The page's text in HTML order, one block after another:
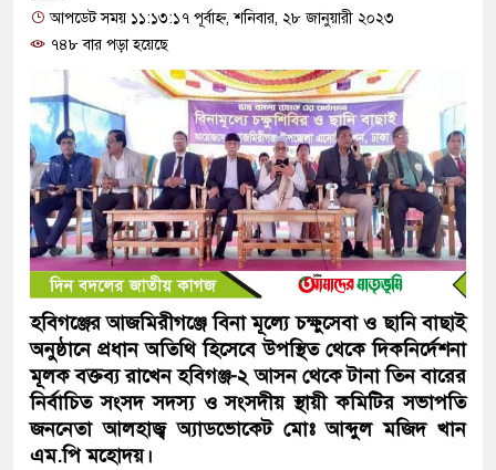
আপডেট সময় ১১:১৩:১৭ পূর্বাহ্ন, শনিবার, ২৮ জানুয়ারী ২০২৩
৭৪৮ বার পড়া হয়েছে
হবিগঞ্জের আজমিরীগঞ্জে বিনা মূল্যে চক্ষুসেবা ও ছানি বাছাই
অনুষ্ঠানে প্রধান অতিথি হিসেবে উপস্থিত থেকে দিকনির্দেশনা
মূলক বক্তব্য রাখেন হবিগঞ্জ-২ আসন থেকে টানা তিন বারের
নির্বাচিত সংসদ সদস্য ও সংসদীয় স্থায়ী কমিটির সভাপতি
জননেতা আলহাজ্ব অ্যাডভোকেট মোঃ আব্দুল মজিদ খান
এম.পি মহোদয়।